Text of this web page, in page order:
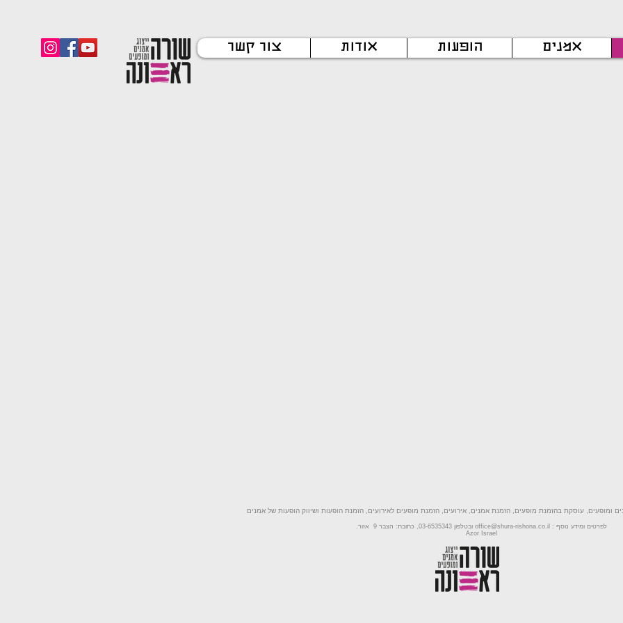
צור קשר אודות הופעות אמנים
ומופעים, עוסקת בהזמנת מופעים, הזמנת אמנים, אירועים, הזמנת מופעים לאירועים, הזמנת הופעות ושיווק הופעות של אמנים
לפרטים ומידע נוסף : office@shura-rishona.co.il ובטלפון 03-6535343, כתובת: הצבר 9 אזור.
Azor Israel